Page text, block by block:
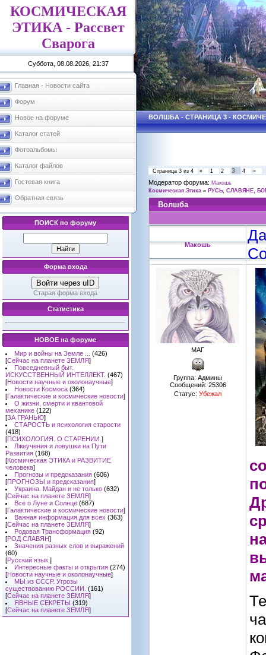
КОСМИЧЕСКАЯ
ЭТИКА - Рассвет
Сварога
Суббота, 08.08.2026, 21:37
Главная - Новости сайта
Форум
Новое на форуме
Каталог статей
Фотоальбомы
Каталог файлов
Гостевая книга
Обратная связь
ПОИСК по форуму
Форма входа
Войти через uID
Старая форма входа
Статистика
НОВОЕ на форуме
Мир и войны на Земле ...
(426)
[Сейчас на планете ЗЕМЛЯ]
Повседневный быт.
ИСКУССТВЕННЫЙ ИНТЕЛЛЕКТ. (467)
[Новости научные и околонаучные]
Новости Космоса (364)
[Галактические и космические новости]
О жизни, смерти и квантовой
механике (122)
[ЗА ГРАНЬЮ]
СТАРОСТЬ и психология старости
(418)
[ПСИХОЛОГИЯ. О СТАРЕНИИ. ]
Лжеучения и ловушки на Пути
Развития (168)
[Космическая ЭТИКА и РАЗВИТИЕ
человека]
Прогнозы и предсказания (606)
[ПРОГНОЗЫ и предсказания]
Украина. Майдан и не только (632)
[Сейчас на планете ЗЕМЛЯ]
Все о Луне и Солнце (687)
[Галактические и космические новости]
Важная информация для всех (363)
[Сейчас на планете ЗЕМЛЯ]
Родовая Трансформация (92)
[РОД СЛАВЯН]
Значения разных слов и выражений
(60)
[Русский язык. ]
Интересные факты и открытия (274)
[Новости научные и околонаучные]
МЫ из СССР. Угрозы
существованию РОССИИ. (161)
[Сейчас на планете ЗЕМЛЯ]
ЯВНЫЕ СЕКРЕТЫ (319)
[Сейчас на планете ЗЕМЛЯ]
ВОЛШБА - СТРАНИЦА 3 -
Страница 3 из 4 « 1 2 3 4 »
Модератор форума: Макошь
Космическая Этика » РУСЬ, СЛАВЯНЕ,
Волшба
Макошь
МАГ
Группа: Админы
Сообщений: 25306
Статус: Убежал